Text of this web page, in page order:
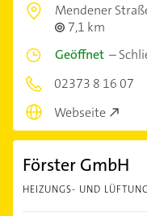
Mendener
7,1 km
Geöffnet –
02373 8 16 07
Webseite
Förster GmbH
HEIZUNGS- UND